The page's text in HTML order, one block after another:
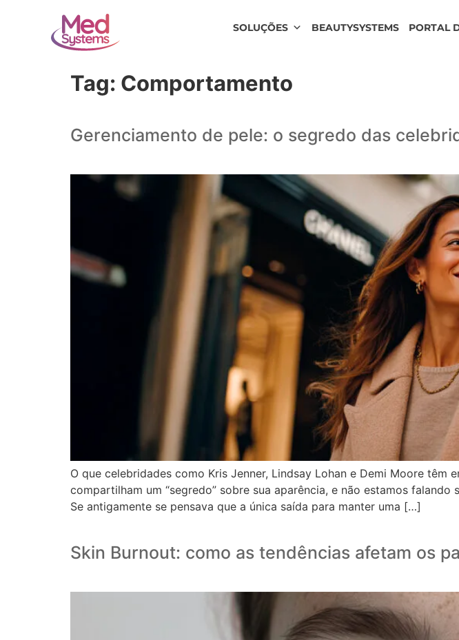
SOLUÇÕES BEAUTYSYSTEMS PORTAL
Tag: Comportamento
Gerenciamento de pele: o segredo das
O que celebridades como Kris Jenner, Lindsay Lohan e Demi Moore
compartilham um “segredo” sobre sua aparência, e não estamos
Se antigamente se pensava que a única saída para manter uma […]
Skin Burnout: como as tendências afetam os